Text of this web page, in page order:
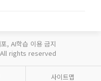
, AI학습 이용 금지
rights reserved
사이트맵